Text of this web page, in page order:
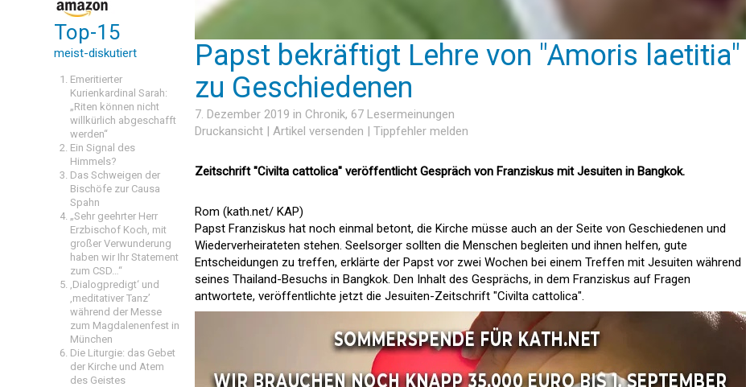
Top-15
meist-diskutiert
Emeritierter
Kurienkardinal Sarah:
„Riten können nicht
willkürlich abgeschafft
werden“
Ein Signal des
Himmels?
Das Schweigen der
Bischöfe zur Causa
Spahn
„Sehr geehrter Herr
Erzbischof Koch, mit
großer Verwunderung
haben wir Ihr Statement
zum CSD…“
‚Dialogpredigt‘ und
‚meditativer Tanz’
während der Messe
zum Magdalenenfest in
München
Die Liturgie: das Gebet
der Kirche und Atem
des Geistes
Papst bekräftigt Lehre von "Amoris laetitia"
zu Geschiedenen
7. Dezember 2019 in Chronik, 67 Lesermeinungen
Druckansicht | Artikel versenden | Tippfehler melden
Zeitschrift "Civilta cattolica" veröffentlicht Gespräch von Franziskus mit Jesuiten in Bangkok.
Rom (kath.net/ KAP)
Papst Franziskus hat noch einmal betont, die Kirche müsse auch an der Seite von Geschiedenen und
Wiederverheirateten stehen. Seelsorger sollten die Menschen begleiten und ihnen helfen, gute
Entscheidungen zu treffen, erklärte der Papst vor zwei Wochen bei einem Treffen mit Jesuiten während
seines Thailand-Besuchs in Bangkok. Den Inhalt des Gesprächs, in dem Franziskus auf Fragen
antwortete, veröffentlichte jetzt die Jesuiten-Zeitschrift "Civilta cattolica".